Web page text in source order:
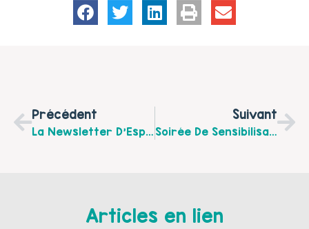
Précédent
La Newsletter D’Espace Fort Du Mois De Mai 2024
Suivant
Soirée De Sensibilisation «Repérage, Prise En Charge, Orientation Des Femmes Victimes De Violences Conjugales» Mardi 25 Juin À 20h
Articles en lien